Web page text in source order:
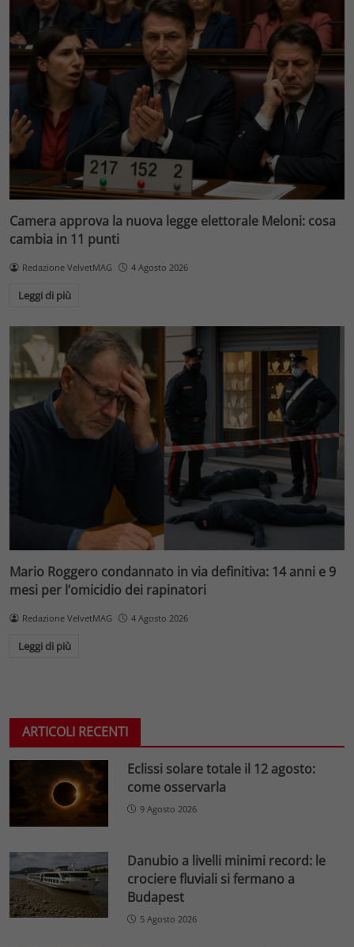
Camera approva la nuova legge elettorale Meloni: cosa
cambia in 11 punti
Redazione VelvetMAG 4 Agosto 2026
Leggi di più
Mario Roggero condannato in via definitiva: 14 anni e 9
mesi per l’omicidio dei rapinatori
Redazione VelvetMAG 4 Agosto 2026
Leggi di più
ARTICOLI RECENTI
Eclissi solare totale il 12 agosto:
come osservarla
9 Agosto 2026
Danubio a livelli minimi record: le
crociere fluviali si fermano a
Budapest
5 Agosto 2026